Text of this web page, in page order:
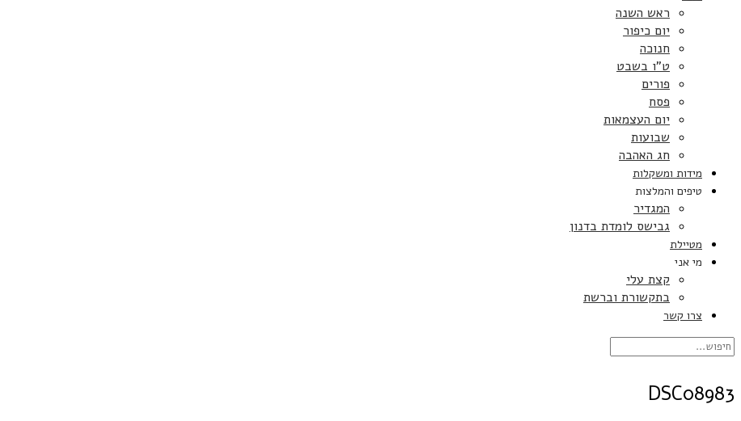
ראש השנה
יום כיפור
חנוכה
ט”ו בשבט
פורים
פסח
יום העצמאות
שבועות
חג האהבה
מידות ומשקלות
טיפים והמלצות
המגדיר
גבישס לומדת בדנון
מטיילת
מי אני
קצת עלי
בתקשורת וברשת
צרו קשר
DSC08983